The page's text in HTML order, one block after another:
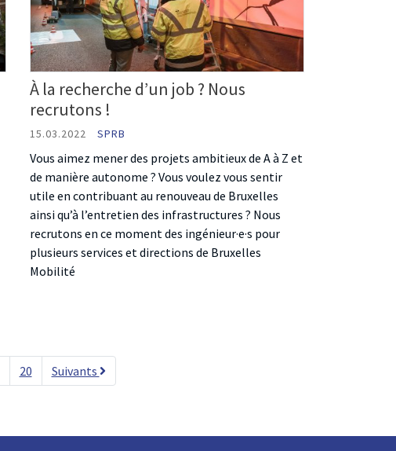
À la recherche d’un job ? Nous
recrutons !
15.03.2022 SPRB
Vous aimez mener des projets ambitieux de A à Z et
de manière autonome ? Vous voulez vous sentir
utile en contribuant au renouveau de Bruxelles
ainsi qu’à l’entretien des infrastructures ? Nous
recrutons en ce moment des ingénieur·e·s pour
plusieurs services et directions de Bruxelles
Mobilité
20 Suivants